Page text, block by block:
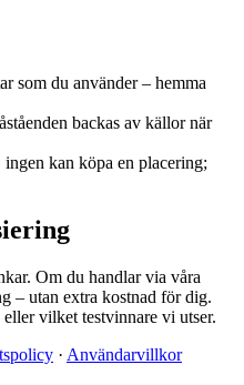
som du använder – hemma
backas av källor när
ingen kan köpa en placering;
Om du handlar via våra
– utan extra kostnad för dig.
vilket testvinnare vi utser.
· Användarvillkor